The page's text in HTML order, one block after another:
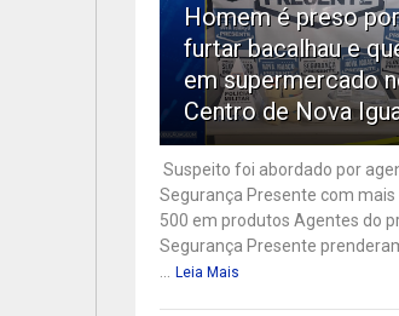
Homem é preso por
furtar bacalhau e
em supermercado
Centro de Nova
Suspeito foi abordado por
Segurança Presente com mais
500 em produtos Agentes do
Segurança Presente
Leia Mais